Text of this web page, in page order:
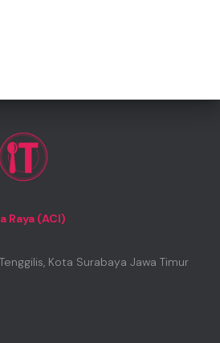
Raya (ACI)
Kota Surabaya Jawa Timur